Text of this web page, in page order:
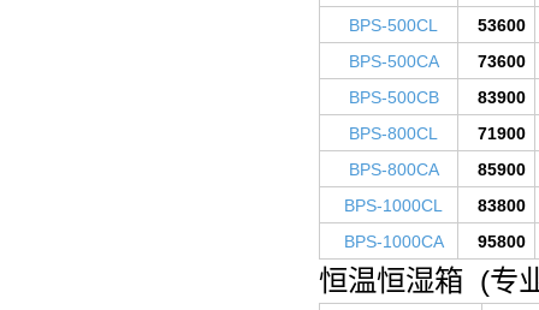
BPS-500CL
53600
BPS-500CA
73600
BPS-500CB
83900
BPS-800CL
71900
BPS-800CA
85900
BPS-1000CL
83800
BPS-1000CA
95800
恒温恒湿箱 (专